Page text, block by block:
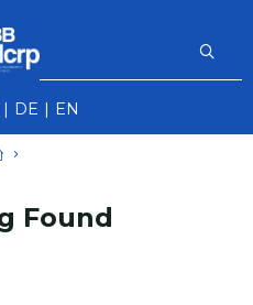
EVENIMENTE
UBB
DE EN
Home
Found